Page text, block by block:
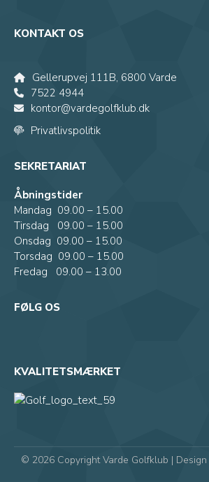
KONTAKT OS
Gellerupvej 111B, 6800 Varde
7522 4944
kontor@vardegolfklub.dk
Privatlivspolitik
SEKRETARIAT
Åbningstider
Mandag 09.00 – 15.00
Tirsdag 09.00 – 15.00
Onsdag 09.00 – 15.00
Torsdag 09.00 – 15.00
Fredag 09.00 – 13.00
FØLG OS
KVALITETSMÆRKET
© 2026 Copyright Varde Golfklub | Design